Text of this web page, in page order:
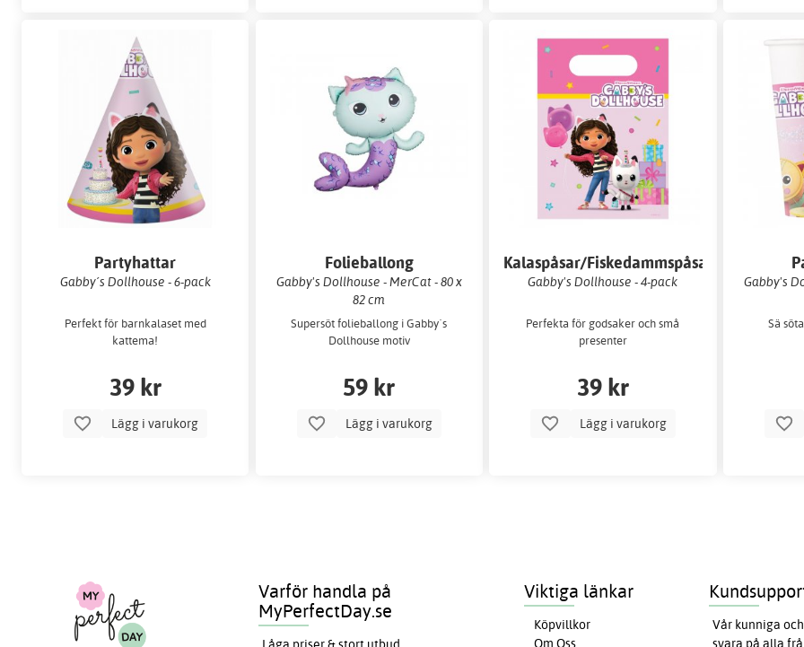
Partyhattar
Gabby´s Dollhouse - 6-pack
Perfekt för barnkalaset med
kattema!
39 kr
Lägg i varukorg
Folieballong
Gabby's Dollhouse - MerCat - 80 x
82 cm
Supersöt folieballong i Gabby´s
Dollhouse motiv
59 kr
Lägg i varukorg
Kalaspåsar/Fiskedammspåsar
Gabby's Dollhouse - 4-pack
Perfekta för godsaker och små
presenter
39 kr
Lägg i varukorg
Gabby's
Sä
Varför handla på
MyPerfectDay.se
Viktiga länkar
Köpvillkor
Om Oss
Vår kunniga
svara på alla